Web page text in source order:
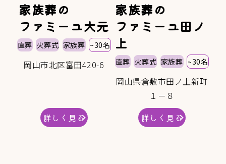
家族葬の
ファミーユ大元
直葬 火葬式 家族葬 ~30名
岡山市北区富田420-6
詳しく見る
家族葬の
ファミーユ田ノ
上
直葬 火葬式 家族葬 ~30名
岡山県倉敷市田ノ上新町
１－８
詳しく見る